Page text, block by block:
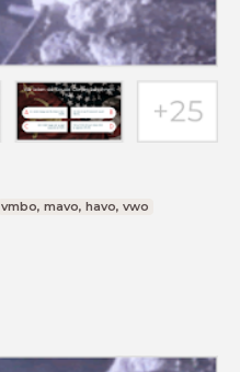
vmbo, mavo, havo, vwo